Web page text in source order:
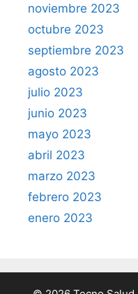
noviembre 2023
octubre 2023
septiembre 2023
agosto 2023
julio 2023
junio 2023
mayo 2023
abril 2023
marzo 2023
febrero 2023
enero 2023